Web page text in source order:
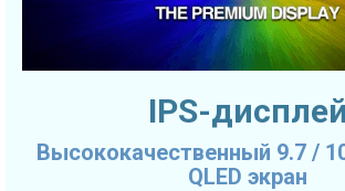
IPS-дисплей
Высококачественный 9.7 /
QLED экран